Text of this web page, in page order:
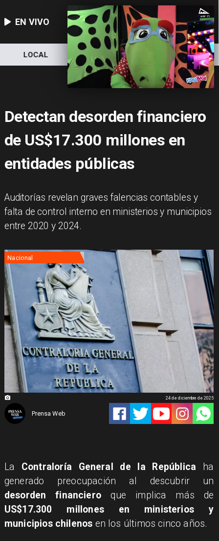
EN VIVO
LOCAL NACIONAL DEPORTES
Detectan desorden financiero
de US$17.300 millones en
entidades públicas
Auditorías revelan graves falencias contables y
falta de control interno en ministerios y municipios
entre 2020 y 2024.
Nacional
Prensa Web
24 de diciembre de 2025
La Contraloría General de la República ha
generado preocupación al descubrir un
desorden financiero que implica más de
US$17.300 millones en ministerios y
municipios chilenos en los últimos cinco años.